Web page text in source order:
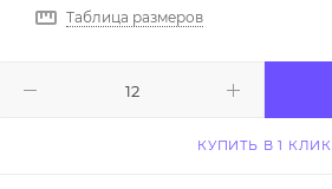
Таблица размеров
КУПИТЬ В 1 КЛИК